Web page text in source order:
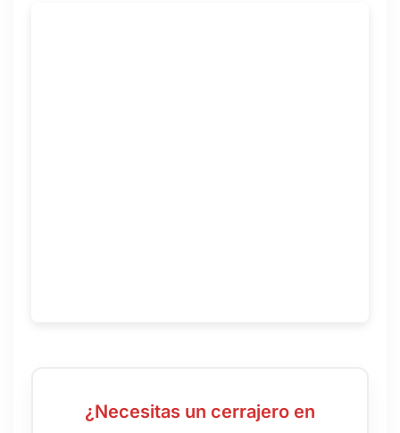
¿Necesitas un cerrajero en